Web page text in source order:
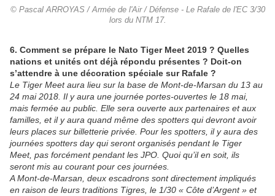
© Pascal ARROYAS / Armée de l'Air / Défense - Le Rafale de l'EC 3/30
lors du NTM 17.
6. Comment se prépare le Nato Tiger Meet 2019 ? Quelles
nations et unités ont déjà répondu présentes ? Doit-on
s’attendre à une décoration spéciale sur Rafale ?
Le Tiger Meet aura lieu sur la base de Mont-de-Marsan du 13 au
24 mai 2018. Il y aura une journée portes-ouvertes le 18 mai,
mais fermée au public. Elle sera ouverte aux partenaires et aux
familles, et il y aura quand même des spotters qui devront avoir
leurs places sur billetterie privée. Pour les spotters, il y aura des
journées spotters day qui seront organisés pendant le Tiger
Meet, pas forcément pendant les JPO. Quoi qu’il en soit, ils
seront mis au courant pour ces journées.
A Mont-de-Marsan, deux escadrons sont directement impliqués
en raison de leurs traditions Tigres, le 1/30 « Côte d’Argent » et